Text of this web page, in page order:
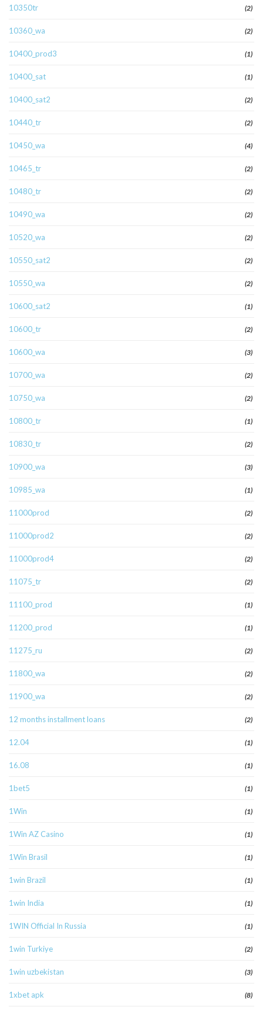
10350tr (2)
10360_wa (2)
10400_prod3 (1)
10400_sat (1)
10400_sat2 (2)
10440_tr (2)
10450_wa (4)
10465_tr (2)
10480_tr (2)
10490_wa (2)
10520_wa (2)
10550_sat2 (2)
10550_wa (2)
10600_sat2 (1)
10600_tr (2)
10600_wa (3)
10700_wa (2)
10750_wa (2)
10800_tr (1)
10830_tr (2)
10900_wa (3)
10985_wa (1)
11000prod (2)
11000prod2 (2)
11000prod4 (2)
11075_tr (2)
11100_prod (1)
11200_prod (1)
11275_ru (2)
11800_wa (2)
11900_wa (2)
12 months installment loans (2)
12.04 (1)
16.08 (1)
1bet5 (1)
1Win (1)
1Win AZ Casino (1)
1Win Brasil (1)
1win Brazil (1)
1win India (1)
1WIN Official In Russia (1)
1win Turkiye (2)
1win uzbekistan (3)
1xbet apk (8)